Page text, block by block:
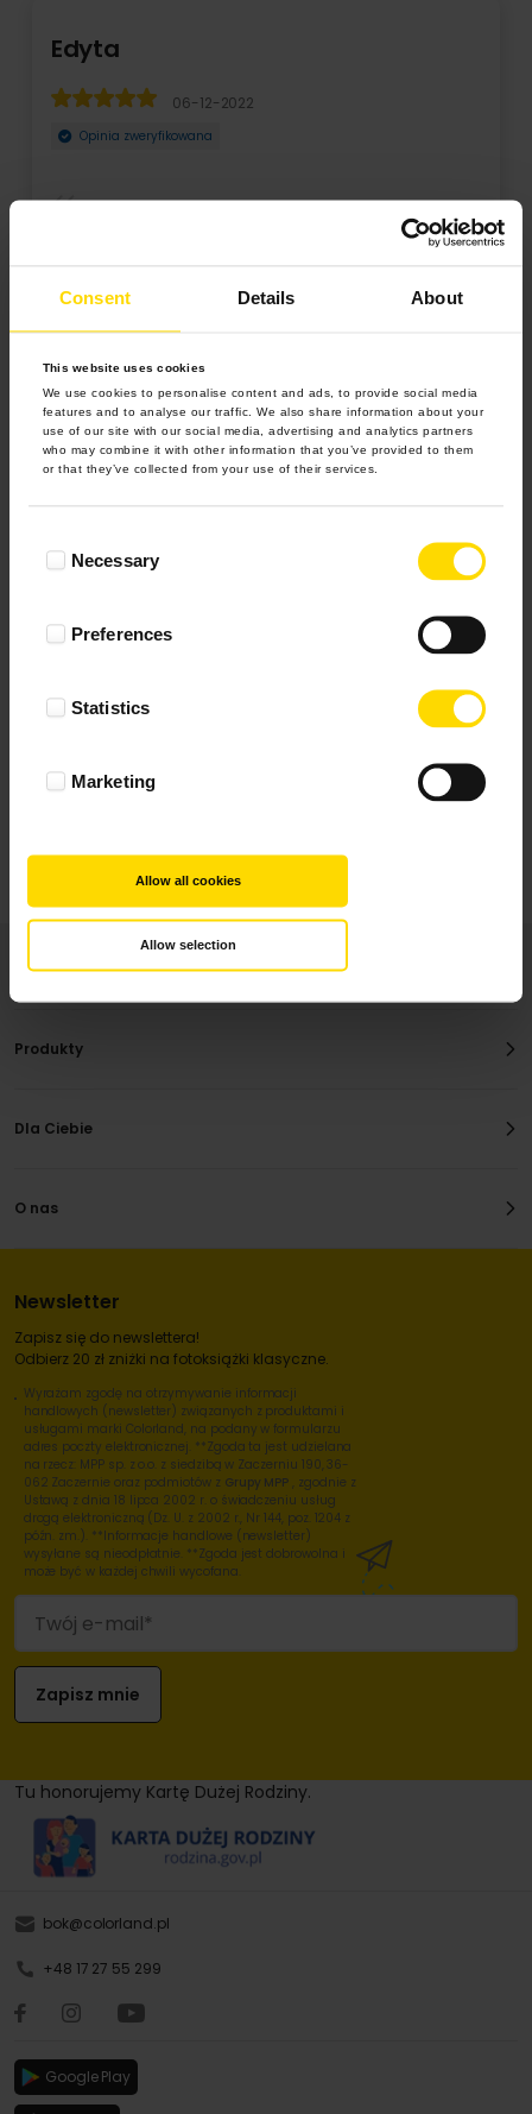
Consent Details About
This website uses cookies
We use cookies to personalise content and ads, to provide social media
features and to analyse our traffic. We also share information about your
use of our site with our social media, advertising and analytics partners
who may combine it with other information that you’ve provided to them
or that they’ve collected from your use of their services.
SelectionNecessary
Preferences
Statistics
Marketing
Allow all cookies
Allow selection
Edyta
06-12-2022
Opinia zweryfikowana
Czas realizacji trochę dłuższy niż było obiecane. Jednak
Rozwiń
4.9 z 5.0
Najbardziej pomocne oceny, które doradzą Ci
Produkty
Dla Ciebie
O nas
Newsletter
Zapisz się do newslettera!
Odbierz 20 zł zniżki na fotoksiążki klasyczne.
Wyrażam zgodę na otrzymywanie informacji
handlowych (newsletter) związanych z produktami i
usługami marki Colorland, na podany w formularzu
adres poczty elektronicznej. **Zgoda ta jest udzielana
na rzecz: MPP sp. z o.o. z siedzibą w Zaczerniu 190, 36-
062 Zaczernie oraz podmiotów z Grupy MPP , zgodnie z
Ustawą z dnia 18 lipca 2002 r. o świadczeniu usług
drogą elektroniczną (Dz. U. z 2002 r., Nr 144, poz. 1204 z
późn. zm.). **Informacje handlowe (newsletter)
wysyłane są nieodpłatnie. **Zgoda jest dobrowolna i
może być w każdej chwili wycofana.
Tu honorujemy Kartę Dużej Rodziny.
bok@colorland.pl
+48 17 27 55 299
Google Play